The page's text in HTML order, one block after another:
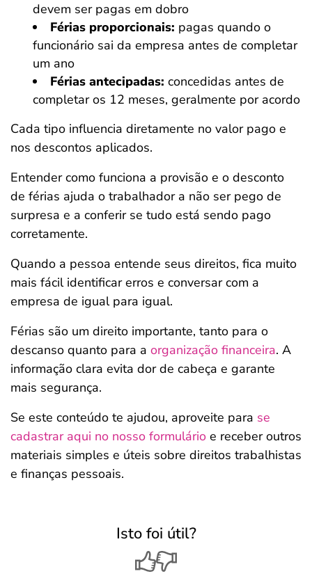
devem ser pagas em dobro
Férias proporcionais: pagas quando o
funcionário sai da empresa antes de completar
um ano
Férias antecipadas: concedidas antes de
completar os 12 meses, geralmente por acordo
Cada tipo influencia diretamente no valor pago e
nos descontos aplicados.
Entender como funciona a provisão e o desconto
de férias ajuda o trabalhador a não ser pego de
surpresa e a conferir se tudo está sendo pago
corretamente.
Quando a pessoa entende seus direitos, fica muito
mais fácil identificar erros e conversar com a
empresa de igual para igual.
Férias são um direito importante, tanto para o
descanso quanto para a organização financeira. A
informação clara evita dor de cabeça e garante
mais segurança.
Se este conteúdo te ajudou, aproveite para se
cadastrar aqui no nosso formulário e receber outros
materiais simples e úteis sobre direitos trabalhistas
e finanças pessoais.
Isto foi útil?